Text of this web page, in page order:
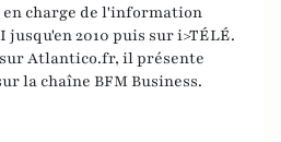
en charge de l'information
jusqu'en 2010 puis sur i>TÉLÉ.
Atlantico.fr, il présente
la chaîne BFM Business.